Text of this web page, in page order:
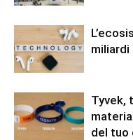
miliardi
Tyvek,
del tuo